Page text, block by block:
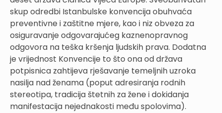
skup odredbi Istanbulske konvencija obuhvaća
preventivne i zaštitne mjere, kao i niz obveza za
osiguravanje odgovarajućeg kaznenopravnog
odgovora na teška kršenja ljudskih prava. Dodatna
je vrijednost Konvencije to što ona od država
potpisnica zahtijeva rješavanje temeljnih uzroka
nasilja nad ženama (poput adresiranja rodnih
stereotipa, tradicija štetnih za žene i dokidanja
manifestacija nejednakosti među spolovima).